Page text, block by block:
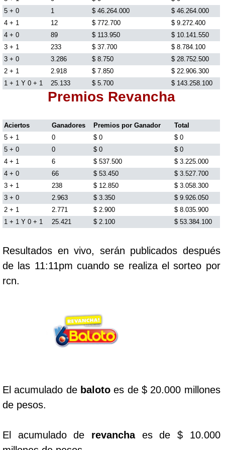
Lotería del Cauca
Lotería de Boyaca
Extra de Colombia
Antioqueñita Tarde
Astro Sol
Astro Luna
Cafeterito Noche
Caribeña Noche
Chontico Noche
Culona noche
5 + 0
1 $ 46.264.000
$ 46.264.000
4 + 1
12 $ 772.700
$ 9.272.400
4 + 0
89 $ 113.950
$ 10.141.550
3 + 1
233 $ 37.700
$ 8.784.100
3 + 0
3.286 $ 8.750
$ 28.752.500
2 + 1
2.918 $ 7.850
$ 22.906.300
1 + 1 Y 0 + 1
25.133 $ 5.700 $ 143.258.100
Premios Revancha
Aciertos Ganadores Premios por Ganador
Total
5 + 1
0 $ 0
$ 0
5 + 0
0 $ 0
$ 0
4 + 1
6 $ 537.500
$ 3.225.000
4 + 0
66 $ 53.450
$ 3.527.700
3 + 1
238 $ 12.850
$ 3.058.300
3 + 0
2.963 $ 3.350
$ 9.926.050
2 + 1
2.771 $ 2.900
$ 8.035.900
1 + 1 Y 0 + 1
25.421 $ 2.100 $ 53.384.100
Resultados en vivo, serán publicados después
de las 11:11pm cuando se realiza el sorteo por
rcn.
El acumulado de balotoes de $ 20.000 millones
de pesos.
El acumulado de revanchaes de $ 10.000